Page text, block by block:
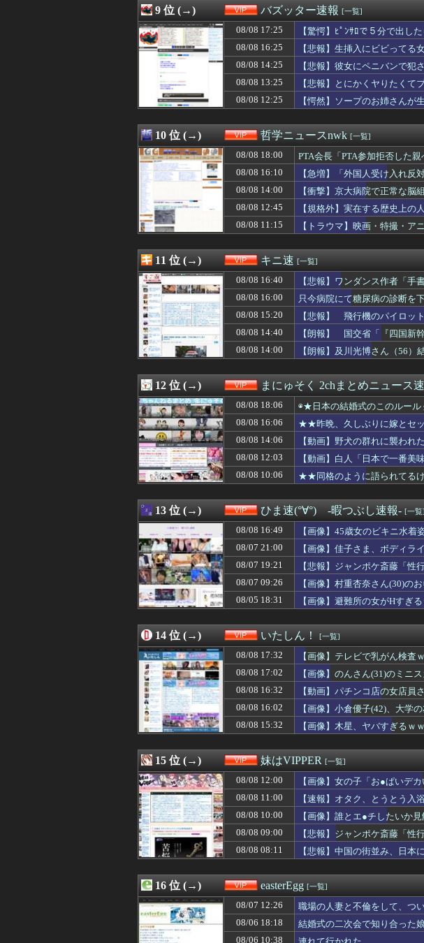
08/08 15:03
【ひぇ】PTA会長「PTA参加拒否した親へ最
08/08 15:02
184㎝63㎏ワイ「日本のボクサーとかチビ
08/08 15:00
【画像】新聞さん、壮大な縦読みを仕込ん
08/08 14:51
【朗報】ちいかわモモンガきっかけで精通す
08/08 14:50
タイトーの新シリーズのミクさんフィギュ
08/08 14:50
【悲報】独身弱男（50）、新聞に寄稿する
08/08 14:45
【画像】佐倉綾音(32)、自分のシコポイン
08/08 14:45
【画像】佐倉綾音(32)、自分のシコポイン
08/08 14:45
【悲報】独身弱男（50）、新聞に寄稿する
08/08 14:40
【朗報】 国交省「『四国新幹線』と『東九
08/08 14:40
【悲報】親「うちの子にはゲームは買い与
08/08 14:39
【画像】中学生の姉を妊娠させた鬼畜弟⇒･
08/08 14:35
【愕然】女性A「私だったら赤ちゃん殴っ
08/08 14:35
中居正広が熊本地震被災地に人知れず多額
プロレスラーのテーマ曲ってハンセンと猪
08/08 14:33
【鬼ｼｺ動画】女さん、貸切風呂に入るだけ
08/08 14:32
【画像】国民的声優、パイズリ服が好きす
08/08 14:31
芸能人トップ層「一生遊んで暮らせる金持
08/08 14:25
【悲報】彼女にペニバンで犯されたらｗｗｗ
08/08 14:21
【画像】バレーの狩野舞子さん、めっちゃ
08/08 14:20
【朗報】みい山作者、みいちゃんでチー牛
08/08 14:18
【衝撃】左ハンドル車のデメリット、意外と
08/08 14:15
積水ハウス「地面師に55億円騙し取られ
08/08 14:12
女子高校生が学校行事で登山中にクマスプ
08/08 14:10
【動画】JKさん、M字開脚しながら登校す
08/08 14:09
【画像】柴咲コウ（44）とイチャイチャでき
08/08 14:09
【芸能】元EXILE・黒木啓司さん、妻・宮
08/08 14:06
【動画】野犬の群れに襲われた男性、とん
08/08 14:03
【動画】甲子園の女性審判さん、早速甲子
08/08 14:02
【画像】回転寿司でこれ食ってるヤツの正
08/08 14:00
【衝撃】京大病院で正常な脳組織を誤摘出
08/08 14:00
【朗報】及川光博さん（56）結婚ｗｗｗｗ
08/08 14:00
【画像】村重杏奈さん(30)のお胸がコチラ
08/08 14:00
韓国サッカー協会、外国人審判を性接待で
08/08 13:50
【悲報】東科大医学部卒の美人YouTuber、
08/08 13:50
SES10年目のワイ、転職するか迷う
08/08 13:45
SES10年目のワイ、転職するか迷う
08/08 13:34
国税職員、税務調査で知り合った女性から
08/08 13:34
メッシは「史上最高の男子アスリート」か
08/08 13:33
【ｼｺ動画】和服の巨乳女さん、ノーブラお○
08/08 13:31
【悲報】外人の「医療費未払い」が多すぎ
08/08 13:31
【動画】あのちゃん、また我々をシコらす
08/08 13:30
【悲報】佐藤二朗さん、Ｘを更新「妻から
08/08 13:27
「怒ったら6秒我慢すれば怒りは収まる」っ
08/08 13:25
【悲報】とにかくヤりたくてブスと付き合
08/08 13:18
ワイ「オラーッ！手マンでイケオラーッ！
08/08 13:10
【画像】最上級白人さん、あまりにも美し
08/08 13:09
【悲報】クレしん映画、再び暗黒期に突入
08/08 13:09
【埼玉】憂国の士、河合ゆうすけ市議、 埼
08/08 13:09
【画像】JRAの女性騎手さん、陰好みｗｗ
08/08 13:04
【悲報】ラッパーさん、札束披露するもネ
08/08 13:03
【悲報】ちいかわ、どんどんモモンガに不
08/08 13:01
【画像】浜辺美波さん、乳がガチで成長する
08/08 13:00
幽☆遊☆白書（全19巻）←これｗｗｗｗｗ
08/08 13:00
京大病院、脳腫瘍手術で前代未聞の医療ミ
08/08 13:00
【画像】まんさん、ぶち切れ「電車内でこ
9 位 (→) バズッター速報 [一覧]
08/08 17:25
【驚愕】ﾋﾟﾝｻﾛで５分で出し
08/08 16:25
【悲報】生挿入にビビってる
08/08 14:25
【悲報】彼女にペニバンで犯
08/08 13:25
【悲報】とにかくヤりたくて
08/08 12:25
【愕然】ソープのお姉さんが
10 位 (→) 哲学ニュースnwk [一覧]
08/08 18:00
PTA会長「PTA参加拒否した
08/08 16:10
【急増】「外国人受け入れ
08/08 14:00
【衝撃】京大病院で正常な
る」
08/08 12:45
【規格外】実在する歴史上
08/08 11:15
【トラウマ】映画・特撮・
11 位 (→) キニ速 [一覧]
08/08 16:40
【悲報】ワンダンス作者「
08/08 16:00
只今病院にて糖尿病の診断を
08/08 15:20
【悲報】 飛行機のパイロッ
08/08 14:40
【朗報】 国交省「『四国新
08/08 14:00
【朗報】及川光博さん（56）
12 位 (→) まにゅそく 2chまとめニュース
08/08 18:06
◉★日本の結婚式のこのルール
08/08 16:06
★★昨晩、久しぶりに嫁とセッ
08/08 14:06
【動画】野犬の群れに襲われ
08/08 12:03
【動画】白人「日本で一番美
08/08 10:06
★★同格のように語られてる
13 位 (→) ひま速(°∀°) -暇つぶし速報- [一覧]
08/08 16:49
【画像】45歳女のビキニ水着
08/07 21:00
【画像】佳子さま、ボディラ
08/07 19:21
【悲報】ジャンポケ斎藤「性
08/07 09:26
【画像】村重杏奈さん(30)の
08/05 18:31
【画像】避難所の女がHすぎ
14 位 (→) いたしん！ [一覧]
08/08 17:32
【画像】テレビで乳がん検査
08/08 17:02
【画像】のんさん(31)のミニ
08/08 16:32
【動画】パチンコ店の女店員
08/08 16:02
【画像】小倉優子(42)、大学
08/08 15:32
【画像】木星、ヤバすぎるｗ
15 位 (→) 妹はVIPPER [一覧]
08/08 12:00
【画像】女の子「お●ぱいデ
08/08 11:00
【速報】オタク、とうとう入
08/08 10:00
【画像】誰とエ●チしたいか
08/08 09:00
【悲報】ジャンポケ斎藤「性
08/08 08:11
【悲報】中国の街並み、日本
16 位 (→) easterEgg [一覧]
08/07 12:26
職場の人妻と不倫をして、つい
08/06 18:18
結婚式の二次会で知り合った
08/06 10:38